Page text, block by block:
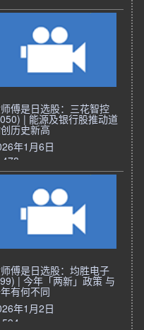
傅是日选股：三花智控
| 能源及银行股推动道
历史新高
年1月6日
478
傅是日选股：均胜电子
| 今年「两新」政策 与
有何不同
年1月2日
594